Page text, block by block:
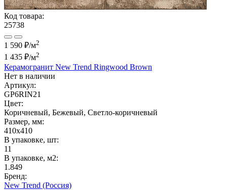
Код товара:
25738
1 590 ₽/м2
1 435 ₽/м2
Керамогранит New Trend Ringwood Brown
Нет в наличии
Артикул:
GP6RIN21
Цвет:
Коричневый, Бежевый, Светло-коричневый
Размер, мм:
410x410
В упаковке, шт:
11
В упаковке, м2:
1.849
Бренд:
New Trend (Россия)